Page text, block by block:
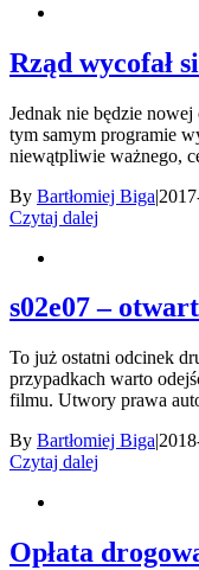
Rząd wycofał
Jednak nie będzie
tym samym programie
niewątpliwie ważnego,
By Bartłomiej Biga|
Czytaj dalej
s02e07 –
To już ostatni odcinek
przypadkach warto
filmu. Utwory prawa
By Bartłomiej Biga|
Czytaj dalej
Opłata